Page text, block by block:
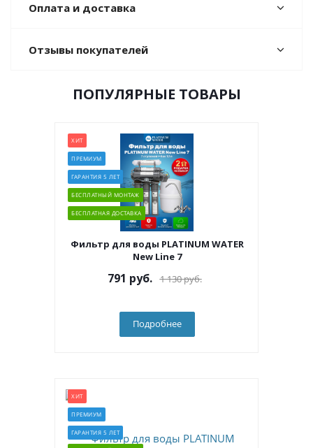
Оплата и доставка
Отзывы покупателей
ПОПУЛЯРНЫЕ ТОВАРЫ
ХИТ
ПРЕМИУМ
ГАРАНТИЯ 5 ЛЕТ
БЕСПЛАТНЫЙ МОНТАЖ
БЕСПЛАТНАЯ ДОСТАВКА
Фильтр для воды PLATINUM WATER
New Line 7
791 руб. 1 130руб.
Подробнее
ХИТ
ПРЕМИУМ
ГАРАНТИЯ 5 ЛЕТ